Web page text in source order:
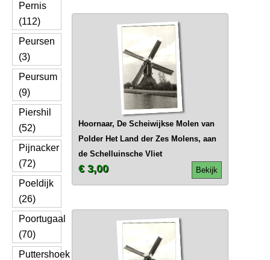
Pernis
(112)
Peursen
(3)
Peursum
(9)
Piershil
(52)
Pijnacker
(72)
Poeldijk
(26)
Poortugaal
(70)
Puttershoek
Hoornaar, De Scheiwijkse Molen van
Polder Het Land der Zes Molens, aan
de Schelluinsche Vliet
Bekijk
€ 3,00